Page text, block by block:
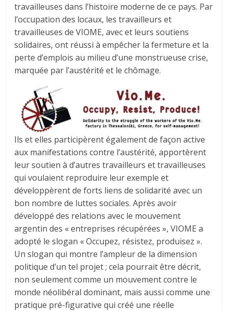
travailleuses dans l’histoire moderne de ce pays. Par
l’occupation des locaux, les travailleurs et
travailleuses de VIOME, avec et leurs soutiens
solidaires, ont réussi à empêcher la fermeture et la
perte d’emplois au milieu d’une monstrueuse crise,
marquée par l’austérité et le chômage.
Ils et elles participèrent également de façon active
aux manifestations contre l’austérité, apportèrent
leur soutien à d’autres travailleurs et travailleuses
qui voulaient reproduire leur exemple et
développèrent de forts liens de solidarité avec un
bon nombre de luttes sociales. Après avoir
développé des relations avec le mouvement
argentin des « entreprises récupérées », VIOME a
adopté le slogan « Occupez, résistez, produisez ».
Un slogan qui montre l’ampleur de la dimension
politique d’un tel projet ; cela pourrait être décrit,
non seulement comme un mouvement contre le
monde néolibéral dominant, mais aussi comme une
pratique pré-figurative qui créé une réelle